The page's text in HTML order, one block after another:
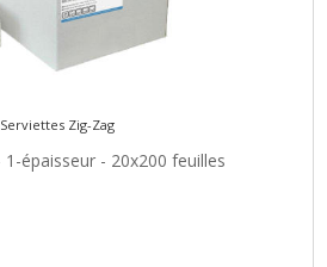
Serviettes Zig-Zag
épaisseur - 20x200 feuilles